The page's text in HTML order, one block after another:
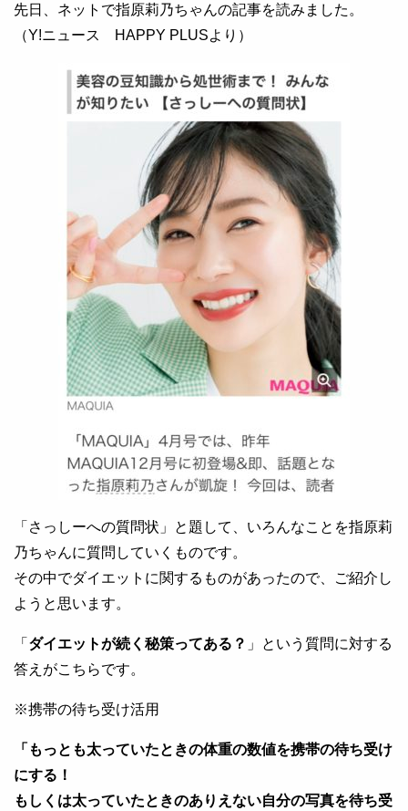
先日、ネットで指原莉乃ちゃんの記事を読みました。
（Y!ニュース HAPPY PLUSより）
「さっしーへの質問状」と題して、いろんなことを指原莉
乃ちゃんに質問していくものです。
その中でダイエットに関するものがあったので、ご紹介し
ようと思います。
「 ダイエットが続く秘策ってある？ 」という質問に対する
答えがこちらです。
※携帯の待ち受け活用
「もっとも太っていたときの体重の数値を携帯の待ち受け
にする！
もしくは太っていたときのありえない自分の写真を待ち受